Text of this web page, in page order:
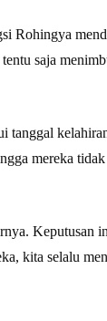
Rohingya
saja
mereka
Keputusan
kita selalu